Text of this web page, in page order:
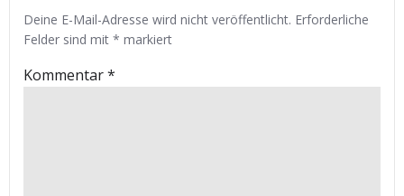
Deine E-Mail-Adresse wird nicht veröffentlicht. Erforderliche
Felder sind mit * markiert
Kommentar*